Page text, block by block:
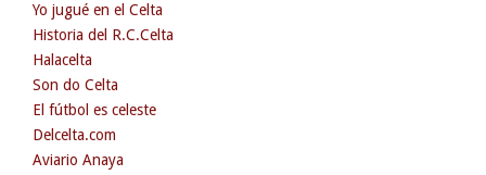
Yo jugué en el Celta
Historia del R.C.Celta
Halacelta
Son do Celta
El fútbol es celeste
Delcelta.com
Aviario Anaya